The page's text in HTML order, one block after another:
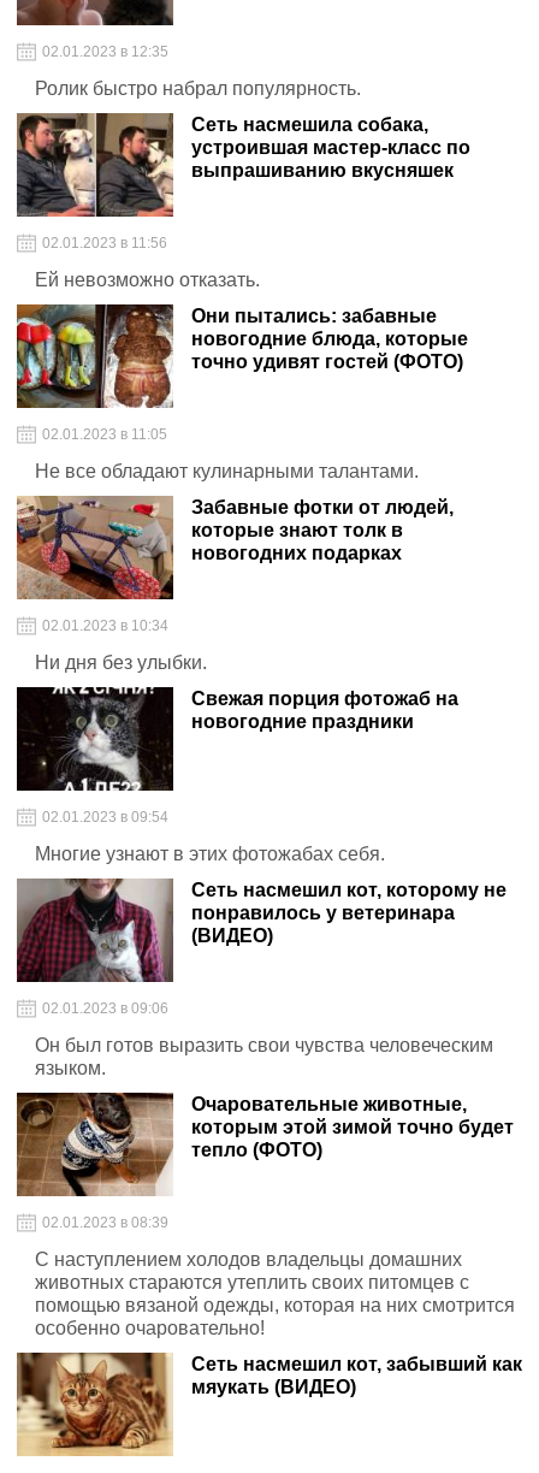
02.01.2023 в 12:35
Ролик быстро набрал популярность.
Сеть насмешила собака,
устроившая мастер-класс по
выпрашиванию вкусняшек
02.01.2023 в 11:56
Ей невозможно отказать.
Они пытались: забавные
новогодние блюда, которые
точно удивят гостей (ФОТО)
02.01.2023 в 11:05
Не все обладают кулинарными талантами.
Забавные фотки от людей,
которые знают толк в
новогодних подарках
02.01.2023 в 10:34
Ни дня без улыбки.
Свежая порция фотожаб на
новогодние праздники
02.01.2023 в 09:54
Многие узнают в этих фотожабах себя.
Сеть насмешил кот, которому не
понравилось у ветеринара
(ВИДЕО)
02.01.2023 в 09:06
Он был готов выразить свои чувства человеческим
языком.
Очаровательные животные,
которым этой зимой точно будет
тепло (ФОТО)
02.01.2023 в 08:39
С наступлением холодов владельцы домашних
животных стараются утеплить своих питомцев с
помощью вязаной одежды, которая на них смотрится
особенно очаровательно!
Сеть насмешил кот, забывший как
мяукать (ВИДЕО)